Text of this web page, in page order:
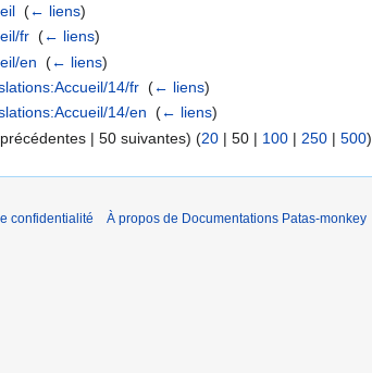
‎(← liens)
fr ‎(← liens)
en ‎(← liens)
14/fr ‎(← liens)
14/en ‎(← liens)
| 50 suivantes) (20 | 50 | 100 | 250 | 500)
confidentialité À propos de Documentations Patas-monkey